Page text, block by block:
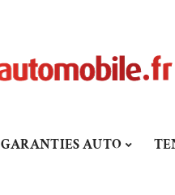
GARANTIES AUTO